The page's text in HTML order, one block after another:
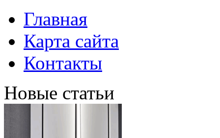
Главная
Карта сайта
Контакты
Новые статьи